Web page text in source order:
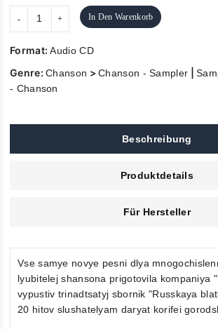
In Den Warenkorb
Format:Audio CD
Genre:Chanson >Chanson - Sampler |
- Chanson
Beschreibung
Produktdetails
Für Hersteller
Vse samye novye pesni dlya
lyubitelej shansona prigotovila kompaniya
vypustiv trinadtsatyj sbornik "Russkaya
20 hitov slushatelyam daryat korifei